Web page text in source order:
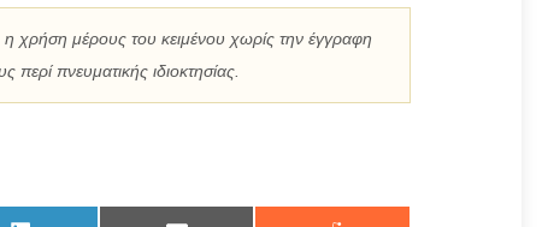
χρήση μέρους του κειμένου χωρίς την έγγραφη
περί πνευματικής ιδιοκτησίας.